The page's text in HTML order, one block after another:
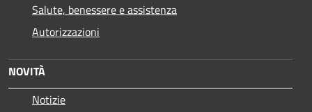
Salute, benessere e assistenza
Autorizzazioni
NOVITÀ
Notizie